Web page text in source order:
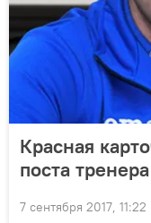
Красная
поста
7 сентября 2017, 11:22